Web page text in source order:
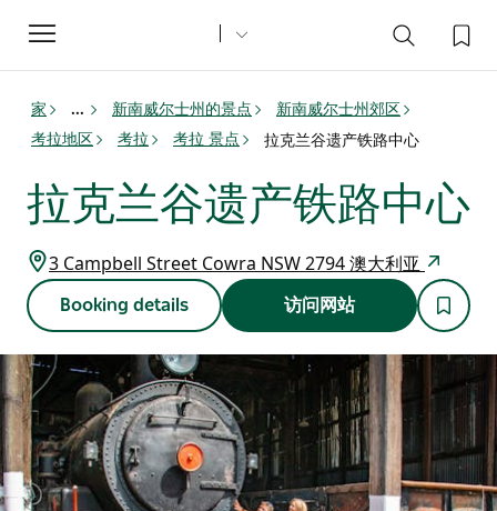
Toggle
navigation
家 ... 新南威尔士州的景点
新南威尔士州郊区
考拉地区
考拉 考拉 景点 拉克兰谷遗产铁路中心
拉克兰谷遗产铁路中心
3 Campbell Street Cowra NSW 2794 澳大利亚
Booking details 访问网站